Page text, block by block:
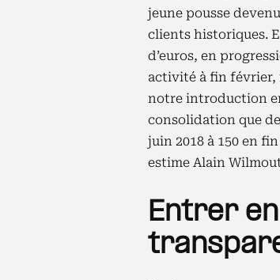
jeune pousse
clients historiques.
d’euros, en
activité à fin février,
notre introduction
consolidation que de
juin 2018 à 150 en
estime Alain
Entrer